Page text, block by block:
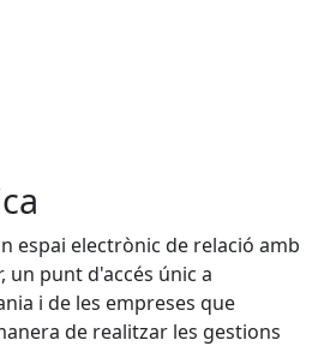
espai electrònic de relació amb
un punt d'accés únic a
i de les empreses que
de realitzar les gestions